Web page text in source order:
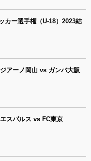
カー選手権（U-18）2023結
アーノ岡山 vs ガンバ大阪
スパルス vs FC東京